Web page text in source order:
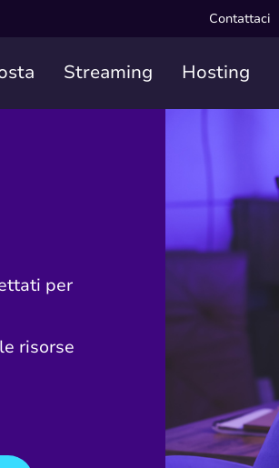
Contattaci
Hosting
Streaming
per
risorse